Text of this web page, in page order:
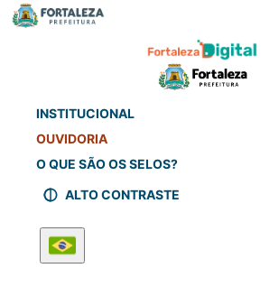
INSTITUCIONAL
OUVIDORIA
O QUE SÃO OS SELOS?
ALTO CONTRASTE